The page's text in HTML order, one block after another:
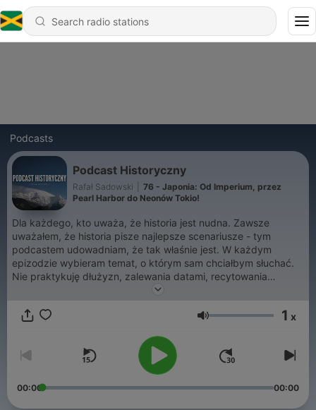
Podcasts
Podcast Historyczny
Rafał Sadowski
76 - Japonia: Od Imperium, przez
Pearl Harbor do Neonów Tokio!
Dla każdego, kto uważa, że historia jest nudna. Zawsze
uważałem, że historia pisze najlepsze scenariusze - tym
podcastem udowadniam, że tak właśnie jest. W każdym
epizodzie wybieram temat, o którym sam chciałbym słuchać.
Nie praktykuję dłużyzn, zalewania datami, recytowania
Volume 1 x
00:00 00:00